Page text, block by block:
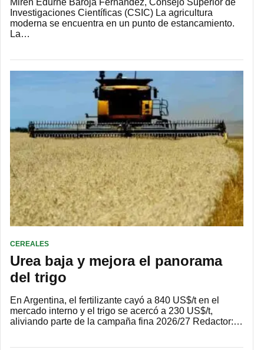
Miren Edurne Baroja Fernández, Consejo Superior de
Investigaciones Científicas (CSIC) La agricultura
moderna se encuentra en un punto de estancamiento.
La…
CEREALES
Urea baja y mejora el panorama
del trigo
En Argentina, el fertilizante cayó a 840 US$/t en el
mercado interno y el trigo se acercó a 230 US$/t,
aliviando parte de la campaña fina 2026/27 Redactor:…